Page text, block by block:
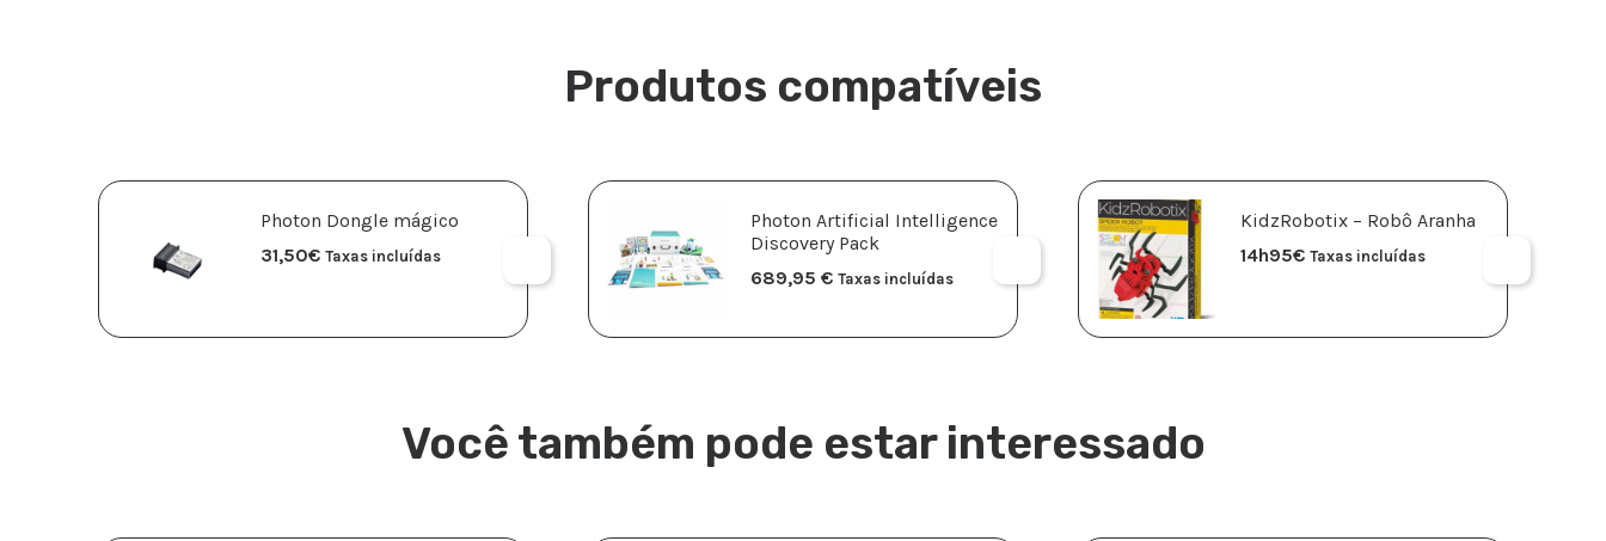
Produtos compatíveis
Photon Dongle mágico
31,50€ Taxas incluídas
Photon Artificial Intelligence
Discovery Pack
689,95 € Taxas incluídas
KidzRobotix – Robô Aranha
14h95€ Taxas incluídas
Você também pode estar interessado